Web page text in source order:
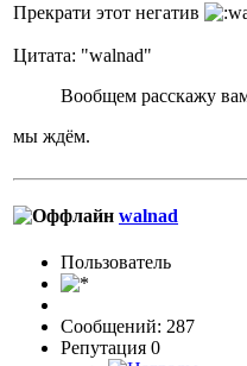
Прекрати этот негатив
Цитата: "walnad"
Вообщем расскажу
мы ждём.
walnad
Пользовaтeль
Сообщений: 287
Репутация 0